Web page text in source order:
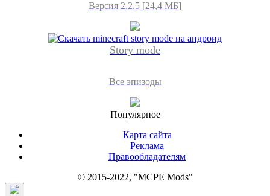
Версия 2.2.5 [24,4 МБ]
Story mode
Все эпизоды
Популярное
Карта сайта
Реклама
Правообладателям
© 2015-2022, "MCPE Mods"